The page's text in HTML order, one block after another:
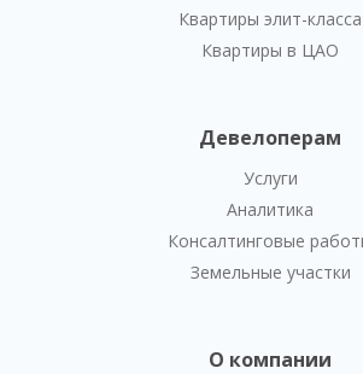
Квартиры элит-класса
Квартиры в ЦАО
Девелоперам
Услуги
Аналитика
Консалтинговые
Земельные участки
О компании